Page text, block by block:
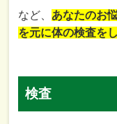
など、 あなたのお
を元に体の検査を
検査